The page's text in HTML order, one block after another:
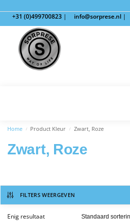
+31 (0)499700823 | info@sorprese.nl |
Home / Product Kleur / Zwart, Roze
Zwart, Roze
FILTERS WEERGEVEN
Enig resultaat